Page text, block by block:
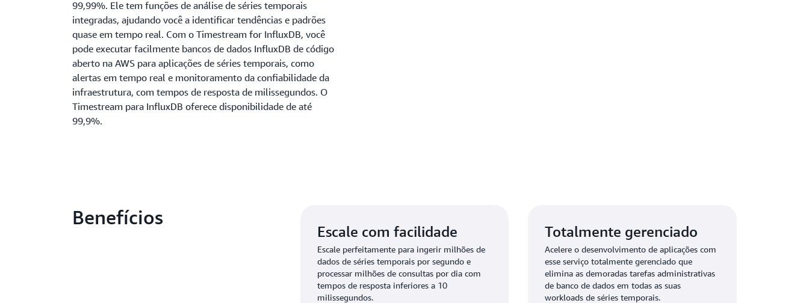
99,99%. Ele tem funções de análise de séries temporais
integradas, ajudando você a identificar tendências e padrões
quase em tempo real. Com o Timestream for InfluxDB, você
pode executar facilmente bancos de dados InfluxDB de código
aberto na AWS para aplicações de séries temporais, como
alertas em tempo real e monitoramento da confiabilidade da
infraestrutura, com tempos de resposta de milissegundos. O
Timestream para InfluxDB oferece disponibilidade de até
99,9%.
Benefícios
Escale com facilidade
Escale perfeitamente para ingerir milhões de
dados de séries temporais por segundo e
processar milhões de consultas por dia com
tempos de resposta inferiores a 10
milissegundos.
Totalmente gerenciado
Acelere o desenvolvimento de aplicações com
esse serviço totalmente gerenciado que
elimina as demoradas tarefas administrativas
de banco de dados em todas as suas
workloads de séries temporais.